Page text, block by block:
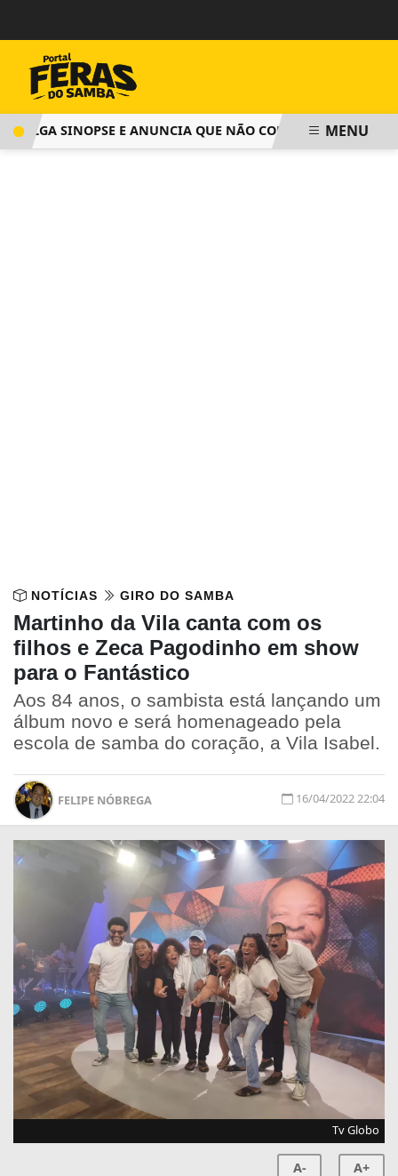
SINOPSE E ANUNCIA QUE NÃO COBRARÁ TAXA DE
MENU
NOTÍCIAS GIRO DO SAMBA
Martinho da Vila canta com os
filhos e Zeca Pagodinho em show
para o Fantástico
Aos 84 anos, o sambista está lançando um
álbum novo e será homenageado pela
escola de samba do coração, a Vila Isabel.
FELIPE NÓBREGA 16/04/2022 22:04
Tv Globo
A- A+